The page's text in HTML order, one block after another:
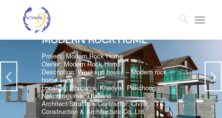
MODERN ROCK HOME
Project: Modern Rock Home
Owner: Modern Rock Home
Description: Weekend house – Modern rock
home sryle
Location: Phupatra, Khaoyai, Pakchong,
Nakornrajsima, Thailand
Architect/Structure/Contractor: Civil9
Construction & Architecture Co.,Ltd.